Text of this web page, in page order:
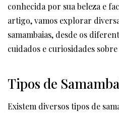
conhecida por sua beleza e
artigo, vamos explorar
samambaias, desde os
cuidados e curiosidades
Tipos de
Existem diversos tipos de